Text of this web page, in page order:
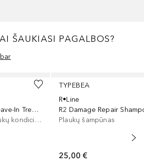
ŠAUKIASI PAGALBOS?
R·4 Intense Repair Leave-In Treatment
Nenuplaunamas plaukų kondicionierius
TYPEBEA
R•Line
R2 Damage Repair
Plaukų šampūnas
25,00 €